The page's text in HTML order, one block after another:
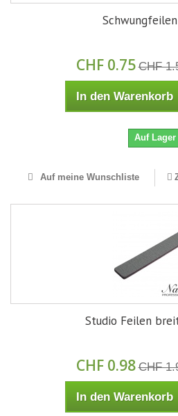
CHF 0.75 CHF
In den Warenkorb
Auf Lager
Auf meine Wunschliste
Studio Feilen
CHF 0.98 CHF
In den Warenkorb